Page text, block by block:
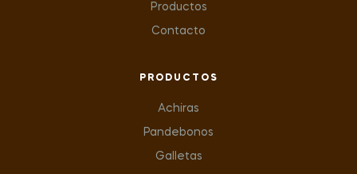
Productos
Contacto
PRODUCTOS
Achiras
Pandebonos
Galletas